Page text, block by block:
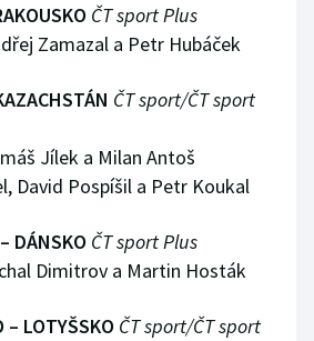
ČT sport Plus
Zamazal a Petr Hubáček
ČT sport/ČT sport
Jílek a Milan Antoš
David Pospíšil a Petr Koukal
DÁNSKO ČT sport Plus
Dimitrov a Martin Hosták
– LOTYŠSKO ČT sport/ČT sport